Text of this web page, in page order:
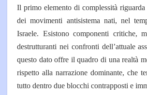
Il primo elemento di complessità riguarda
dei movimenti antisistema nati, nel
Israele. Esistono componenti critiche,
destrutturanti nei confronti dell’attuale
questo dato offre il quadro di una realtà
rispetto alla narrazione dominante, che
tutto dentro due blocchi contrapposti e